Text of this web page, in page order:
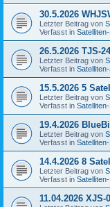
30.5.2026
Letzter Beitrag von
Verfasst in
26.5.2026 TJS-24
Letzter Beitrag von
Verfasst in
15.5.2026 5
Letzter Beitrag von
Verfasst in
19.4.2026
Letzter Beitrag von
Verfasst in
14.4.2026 8
Letzter Beitrag von
Verfasst in
11.04.2026